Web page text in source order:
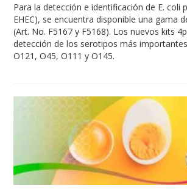
Para la detección e identificación de E. coli
EHEC), se encuentra disponible una gama
(Art. No. F5167 y F5168). Los nuevos kits
detección de los serotipos más
O121, O45, O111 y O145.